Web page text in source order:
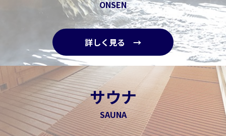
ONSEN
詳しく見る →
サウナ
SAUNA